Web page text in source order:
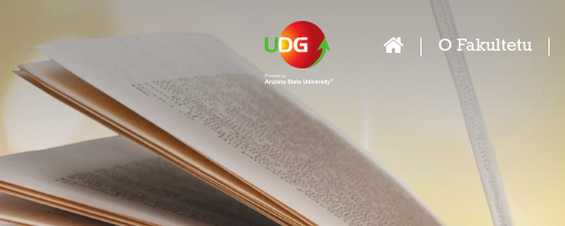
O Fakultetu